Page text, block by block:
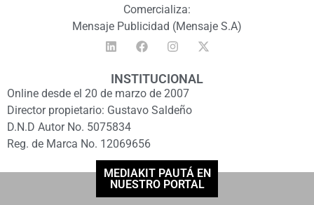
Comercializa:
Mensaje Publicidad (Mensaje S.A)
INSTITUCIONAL
Online desde el 20 de marzo de 2007
Director propietario: Gustavo Saldeño
D.N.D Autor No. 5075834
Reg. de Marca No. 12069656
MEDIAKIT PAUTÁ EN
NUESTRO PORTAL